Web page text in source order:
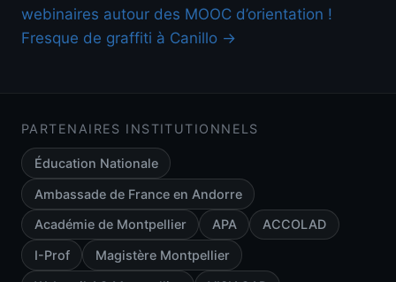
webinaires autour des MOOC d’orientation !
Fresque de graffiti à Canillo →
PARTENAIRES INSTITUTIONNELS
Éducation Nationale
Ambassade de France en Andorre
Académie de Montpellier APA ACCOLAD
I-Prof Magistère Montpellier